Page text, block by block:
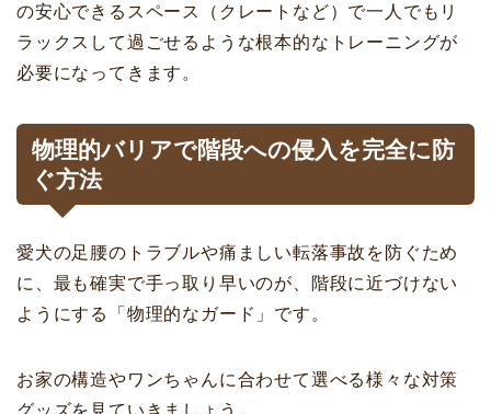
の安心できるスペース（クレートなど）で一人でもリ
ラックスして過ごせるような根本的なトレーニングが
必要になってきます。
物理的バリアで階段への侵入を完全に防
ぐ方法
愛犬の足腰のトラブルや痛ましい転落事故を防ぐため
に、最も確実で手っ取り早いのが、階段に近づけない
ようにする「物理的なガード」です。
お家の構造やワンちゃんに合わせて選べる様々な対策
グッズを見ていきましょう。